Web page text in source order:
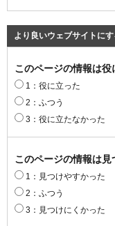
より良いウェブサイトに
このページの情報は役
1：役に立った
2：ふつう
3：役に立たなかった
このページの情報は見
1：見つけやすかった
2：ふつう
3：見つけにくかった